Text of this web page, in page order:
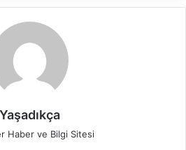
Yaşadıkça
Haber ve Bilgi Sitesi